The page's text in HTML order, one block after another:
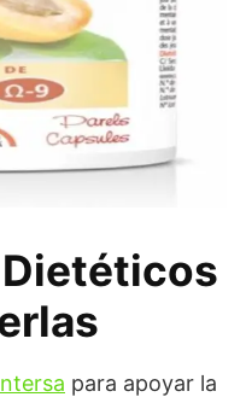
Dietéticos
para apoyar la